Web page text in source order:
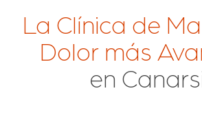
La Clínica de
Dolor más
en